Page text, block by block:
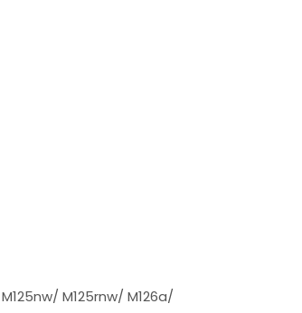
M125rnw/ M126a/